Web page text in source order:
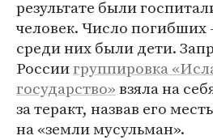
результате были
человек. Число погибших
среди них были дети.
Россиигруппировка
государство»взяла на
за теракт, назвав его
на «земли мусульман».